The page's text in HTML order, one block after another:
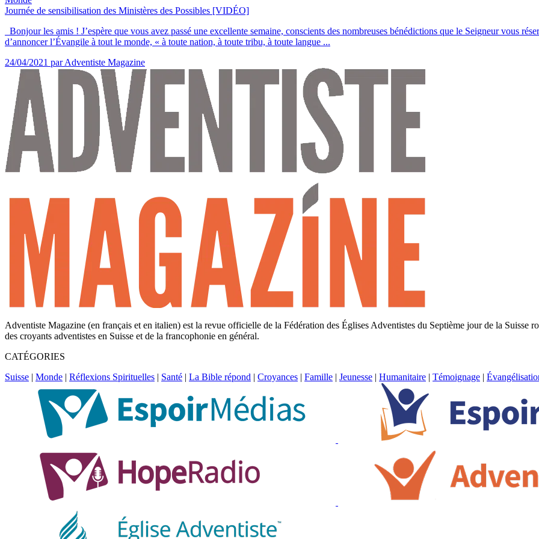
Journée de sensibilisation des Ministères des Possibles [VIDÉO]
Bonjour les amis ! J’espère que vous avez passé une excellente semaine, conscients des nombreuses bénédictions que le Seigneur vous
d’annoncer l’Évangile à tout le monde, « à toute nation, à toute tribu, à toute langue ...
24/04/2021 par Adventiste Magazine
Adventiste Magazine (en français et en italien) est la revue officielle de la Fédération des Églises Adventistes du Septième jour de la Suisse
des croyants adventistes en Suisse et de la francophonie en général.
CATÉGORIES
Suisse | Monde | Réflexions Spirituelles | Santé | La Bible répond | Croyances | Famille | Jeunesse | Humanitaire | Témoignage |